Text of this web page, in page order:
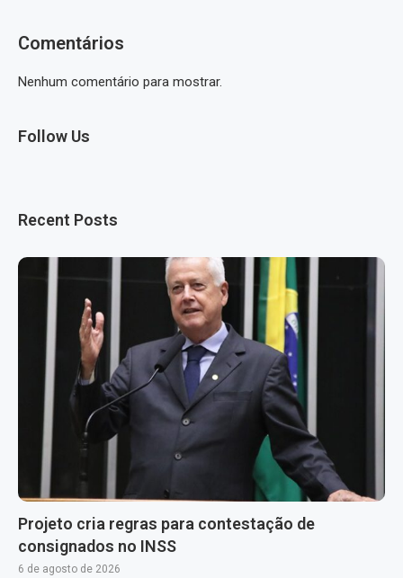
Comentários
Nenhum comentário para mostrar.
Follow Us
Recent Posts
Projeto cria regras para contestação de
consignados no INSS
6 de agosto de 2026